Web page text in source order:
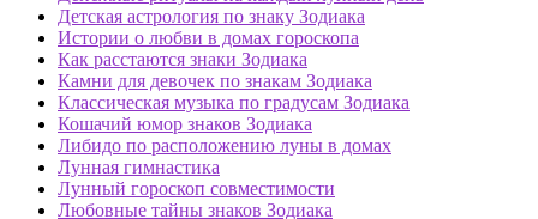
Детская астрология по знаку Зодиака
Истории о любви в домах гороскопа
Как расстаются знаки Зодиака
Камни для девочек по знакам Зодиака
Классическая музыка по градусам Зодиака
Кошачий юмор знаков Зодиака
Либидо по расположению луны в домах
Лунная гимнастика
Лунный гороскоп совместимости
Любовные тайны знаков Зодиака